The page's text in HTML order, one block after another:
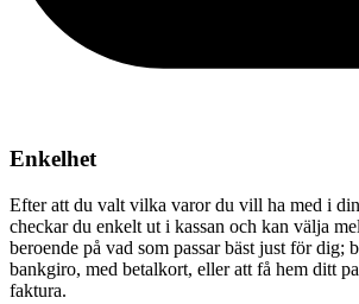
Enkelhet
Efter att du valt vilka varor du vill ha med i
checkar du enkelt ut i kassan och kan välja
beroende på vad som passar bäst just för dig;
bankgiro, med betalkort, eller att få hem ditt
faktura.